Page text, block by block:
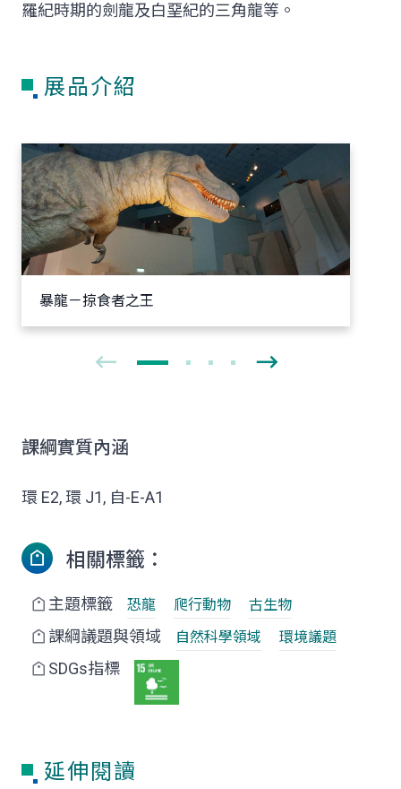
羅紀時期的劍龍及白堊紀的三角龍等。
展品介紹
暴龍－掠食者之王
課綱實質內涵
環 E2, 環 J1, 自-E-A1
相關標籤：
主題標籤 恐龍 爬行動物 古生物
課綱議題與領域 自然科學領域 環境議題
SDGs指標
延伸閱讀